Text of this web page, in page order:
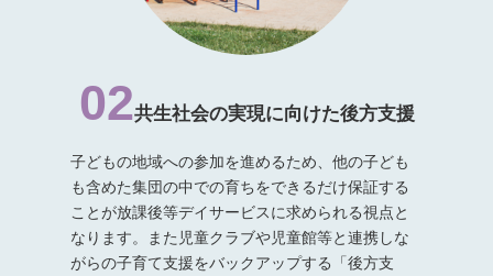
02共生社会の実現に向けた後方支援
子どもの地域への参加を進めるため、他の子ども
も含めた集団の中での育ちをできるだけ保証する
ことが放課後等デイサービスに求められる視点と
なります。また児童クラブや児童館等と連携しな
がらの子育て支援をバックアップする「後方支